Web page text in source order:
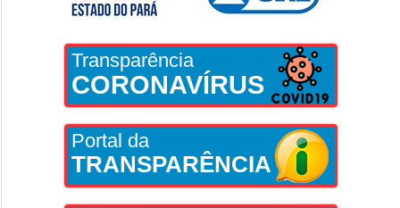
Transparência
CORONAVÍRUS
Portal da
TRANSPARÊNCIA